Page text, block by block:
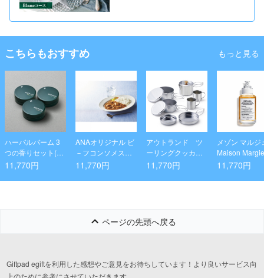
こちらもおすすめ もっと見る
ハーバルバーム 3
つの香りセット(各
20g)
11,770円
ANAオリジナル ビ
－フコンソメス－
プを使ったとびっ
17個
11,770円
アウトランド ツ
ーリングクッカー
セット＆キャンピ
11,770円
メゾン マルジ
Maison
レプリカ ジャ
| バニラ、ラ
11,770円
ページの先頭へ戻る
Giftpad egiftを利用した感想やご意見をお待ちしています！より良いサービス向